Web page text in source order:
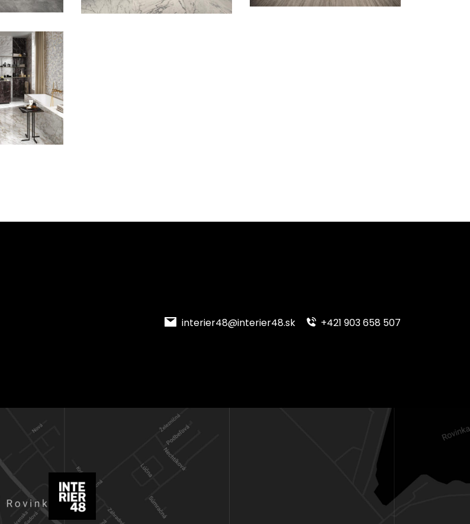
interier48@interier48.sk +421 903 658 507